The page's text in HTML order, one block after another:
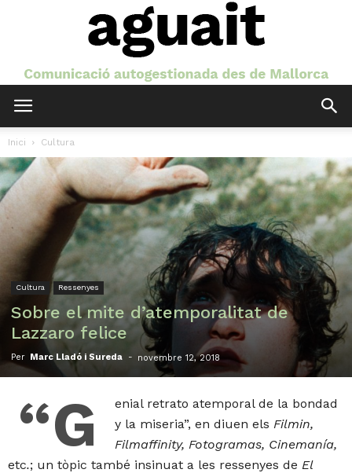
Inici Cultura
Cultura Ressenyes
Sobre el mite d’atemporalitat de
Lazzaro felice
Per Marc Lladó i Sureda - novembre 12, 2018
“G
enial retrato atemporal de la bondad
y la miseria”, en diuen els Filmin,
Filmaffinity, Fotogramas, Cinemanía,
etc.; un tòpic també insinuat a les ressenyes de El